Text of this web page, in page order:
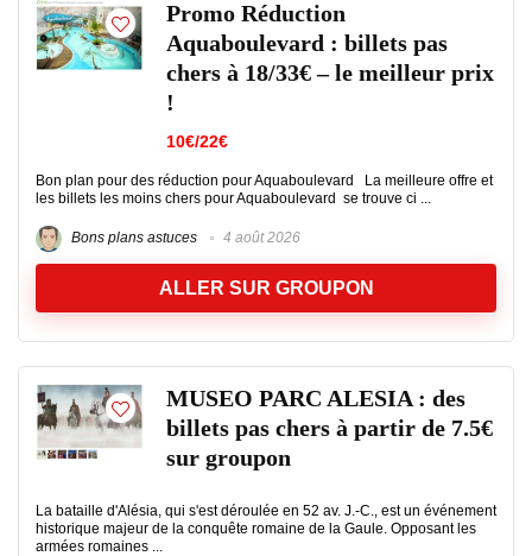
Promo Réduction
Aquaboulevard : billets pas
chers à 18/33€ – le meilleur prix
!
10€/22€
Bon plan pour des réduction pour Aquaboulevard La meilleure offre et
les billets les moins chers pour Aquaboulevard se trouve ci ...
Bons plans astuces 4 août 2026
ALLER SUR GROUPON
MUSEO PARC ALESIA : des
billets pas chers à partir de 7.5€
sur groupon
La bataille d'Alésia, qui s'est déroulée en 52 av. J.-C., est un événement
historique majeur de la conquête romaine de la Gaule. Opposant les
armées romaines ...